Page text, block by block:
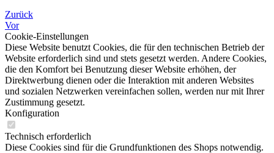
Zurück
Vor
Cookie-Einstellungen
Diese Website benutzt Cookies, die für den technischen Betrieb der
Website erforderlich sind und stets gesetzt werden. Andere Cookies,
die den Komfort bei Benutzung dieser Website erhöhen, der
Direktwerbung dienen oder die Interaktion mit anderen Websites
und sozialen Netzwerken vereinfachen sollen, werden nur mit Ihrer
Zustimmung gesetzt.
Konfiguration
Technisch erforderlich
Diese Cookies sind für die Grundfunktionen des Shops notwendig.